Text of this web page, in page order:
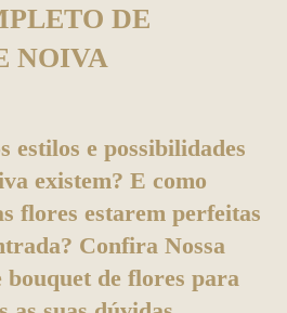
DE
NOIVA
estilos e possibilidades
existem? E como
flores estarem perfeitas
Confira Nossa
bouquet de flores para